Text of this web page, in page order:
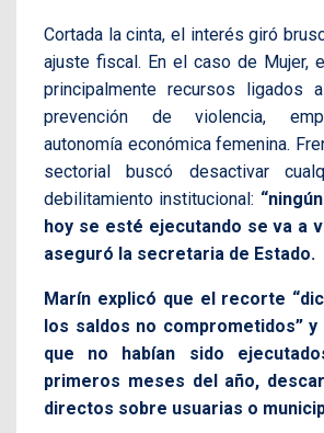
Cortada la cinta, el interés giró
ajuste fiscal. En el caso de Mujer,
principalmente recursos ligados
prevención de violencia,
autonomía económica femenina.
sectorial buscó desactivar
debilitamiento institucional:
hoy se esté ejecutando se va a
aseguró la secretaria de Estado.
Marín explicó que el recorte
los saldos no comprometidos”
que no habían sido
primeros meses del año,
directos sobre usuarias o